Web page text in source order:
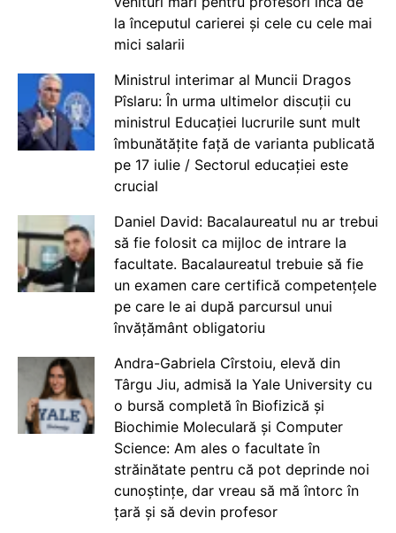
la începutul carierei și cele cu cele mai
mici salarii
Ministrul interimar al Muncii Dragos
Pîslaru: În urma ultimelor discuții cu
ministrul Educației lucrurile sunt mult
îmbunătățite față de varianta publicată
pe 17 iulie / Sectorul educației este
crucial
Daniel David: Bacalaureatul nu ar trebui
să fie folosit ca mijloc de intrare la
facultate. Bacalaureatul trebuie să fie
un examen care certifică competențele
pe care le ai după parcursul unui
învățământ obligatoriu
Andra-Gabriela Cîrstoiu, elevă din
Târgu Jiu, admisă la Yale University cu
o bursă completă în Biofizică și
Biochimie Moleculară și Computer
Science: Am ales o facultate în
străinătate pentru că pot deprinde noi
cunoștințe, dar vreau să mă întorc în
țară și să devin profesor